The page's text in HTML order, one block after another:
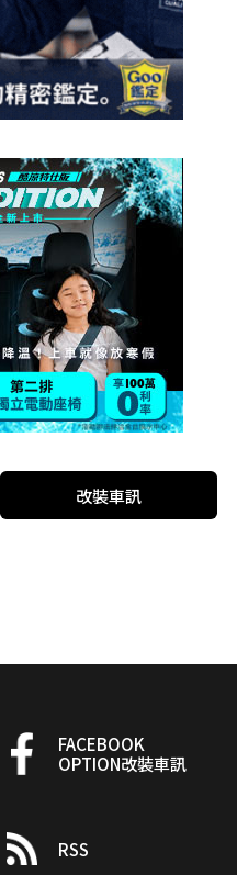
改裝車訊
FACEBOOK
OPTION改裝車訊
RSS